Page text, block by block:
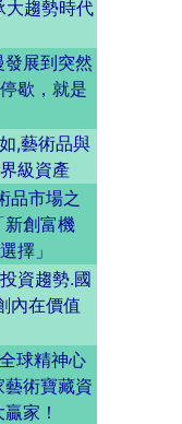
大趨勢時代
展到突然
歇，就是
,藝術品與
級資產
品市場之
新創富機
擇」
資趨勢.國
內在價值
球精神心
術寶藏資
家！